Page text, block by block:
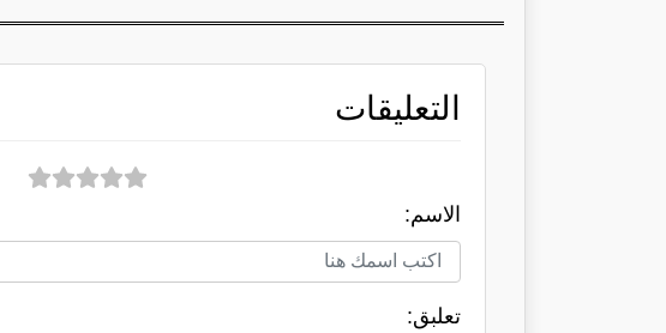
التعليقات
الاسم:
تعلبق: